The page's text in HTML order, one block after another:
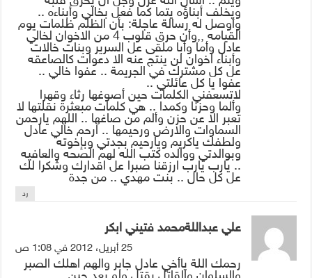
ويخلف أبناؤه يتما كما فعل بخالي وأبناءه ..
وأوصل له رسالة عاجلة: بأن الظلم ظلمات يوم
القيامه ,,وأن حرق قلوب 4 من الاخوان لخالي
عادل وأما وأبا ملقى عل السرير وبنات خالات
وأبناء اخوان لن ينتج عنه الا دعوات كالصاعقه
عل كل مشترك في الجريمة .. عفوا خالي ..
عفوا يا كل عائلتي ..
لاتسعفني الكلمات حين أصوغها رثاء وقهرا
وألما وحزنا وكمدا .. هي كلمات مبعثرة نقلتها لا
تعبر الا عن حزن وألم من صاغها .. اللهم يارحمن
السماوات والارض ورحيمها .. ارحم خالي عادل
ولطفك ياكريم ويارحيم بجدتي وبإخوته
وبوالدتي ووالده كتب الله لهم الصحه والعافيه
.. يارب يارب ارزقنا صبرا عل اقدارك وشكرا لك
عل كل حال .. بنت مهدي .. من جدة
رد
علي عبداللةمحمد فتيني ابكر
25 أبريل، 2012 في 1:08 ص
رحمك اللة ياأخي عادل جابر والهم اهلك الصبر